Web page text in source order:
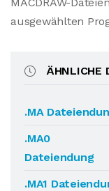
ausgewählten
ÄHNLICHE
.MA
.MA0
Dateiendung
.MA1